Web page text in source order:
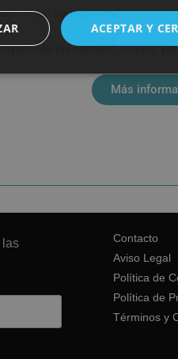
«real» de Inglaterra!
en español, inglés,
Más
las
Contacto
Aviso Legal
Política de
Política de
Términos y
ACEPTAR Y